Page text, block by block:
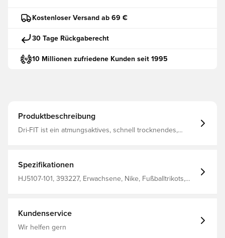
Kostenloser Versand ab 69 €
30 Tage Rückgaberecht
10 Millionen zufriedene Kunden seit 1995
Produktbeschreibung
Dri-FIT ist ein atmungsaktives, schnell trocknendes,
Spezifikationen
HJ5107-101, 393227, Erwachsene, Nike, Fußballtrikots,
Kundenservice
Wir helfen gern